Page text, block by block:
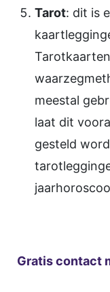
Tarot: dit is
meestal
laat dit
gesteld
Gratis contact